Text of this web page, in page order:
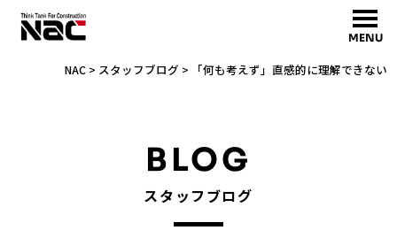
MENU
NAC> スタッフブログ > 「何も考えず」直感的に理解できない
BLOG
スタッフブログ